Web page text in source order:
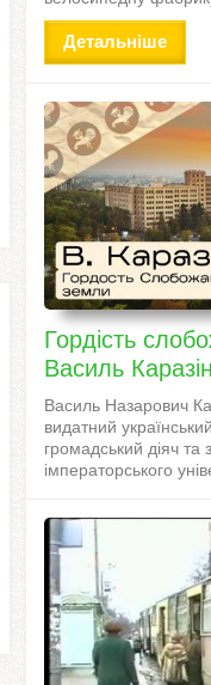
Детальніше
Гордість
Василь Каразін
Василь Назарович
видатний
громадський діяч та
імператорського